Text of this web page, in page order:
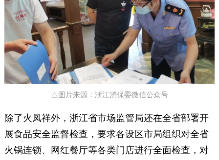
△图片来源：浙江消保委微信公众号
除了火凤祥外，浙江省市场监管局还在全省部署开
展食品安全监督检查，要求各设区市局组织对全省
火锅连锁、网红餐厅等各类门店进行全面检查，对